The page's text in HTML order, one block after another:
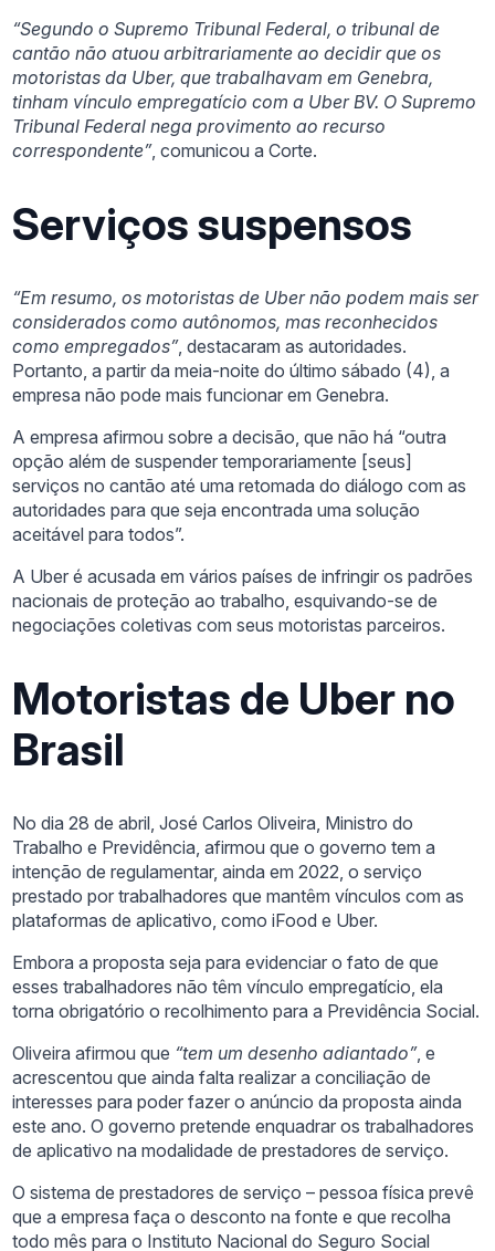
“Segundo o Supremo Tribunal Federal, o tribunal de
cantão não atuou arbitrariamente ao decidir que os
motoristas da Uber, que trabalhavam em Genebra,
tinham vínculo empregatício com a Uber BV. O Supremo
Tribunal Federal nega provimento ao recurso
correspondente”, comunicou a Corte.
Serviços suspensos
“Em resumo, os motoristas de Uber não podem mais ser
considerados como autônomos, mas reconhecidos
como empregados”, destacaram as autoridades.
Portanto, a partir da meia-noite do último sábado (4), a
empresa não pode mais funcionar em Genebra.
A empresa afirmou sobre a decisão, que não há “outra
opção além de suspender temporariamente [seus]
serviços no cantão até uma retomada do diálogo com as
autoridades para que seja encontrada uma solução
aceitável para todos”.
A Uber é acusada em vários países de infringir os padrões
nacionais de proteção ao trabalho, esquivando-se de
negociações coletivas com seus motoristas parceiros.
Motoristas de Uber no
Brasil
No dia 28 de abril, José Carlos Oliveira, Ministro do
Trabalho e Previdência, afirmou que o governo tem a
intenção de regulamentar, ainda em 2022, o serviço
prestado por trabalhadores que mantêm vínculos com as
plataformas de aplicativo, como iFood e Uber.
Embora a proposta seja para evidenciar o fato de que
esses trabalhadores não têm vínculo empregatício, ela
torna obrigatório o recolhimento para a Previdência Social.
Oliveira afirmou que “tem um desenho adiantado”, e
acrescentou que ainda falta realizar a conciliação de
interesses para poder fazer o anúncio da proposta ainda
este ano. O governo pretende enquadrar os trabalhadores
de aplicativo na modalidade de prestadores de serviço.
O sistema de prestadores de serviço – pessoa física prevê
que a empresa faça o desconto na fonte e que recolha
todo mês para o Instituto Nacional do Seguro Social